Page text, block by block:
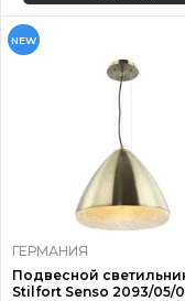
NEW
ГЕРМАНИЯ
Подвесной
Stilfort Senso 2093/05/